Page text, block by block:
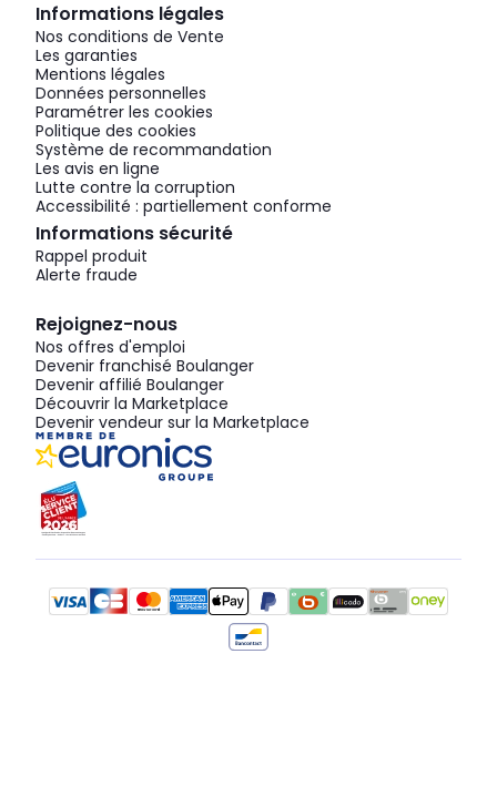
Informations légales
Nos conditions de Vente
Les garanties
Mentions légales
Données personnelles
Paramétrer les cookies
Politique des cookies
Système de recommandation
Les avis en ligne
Lutte contre la corruption
Accessibilité : partiellement conforme
Informations sécurité
Rappel produit
Alerte fraude
Rejoignez-nous
Nos offres d'emploi
Devenir franchisé Boulanger
Devenir affilié Boulanger
Découvrir la Marketplace
Devenir vendeur sur la Marketplace